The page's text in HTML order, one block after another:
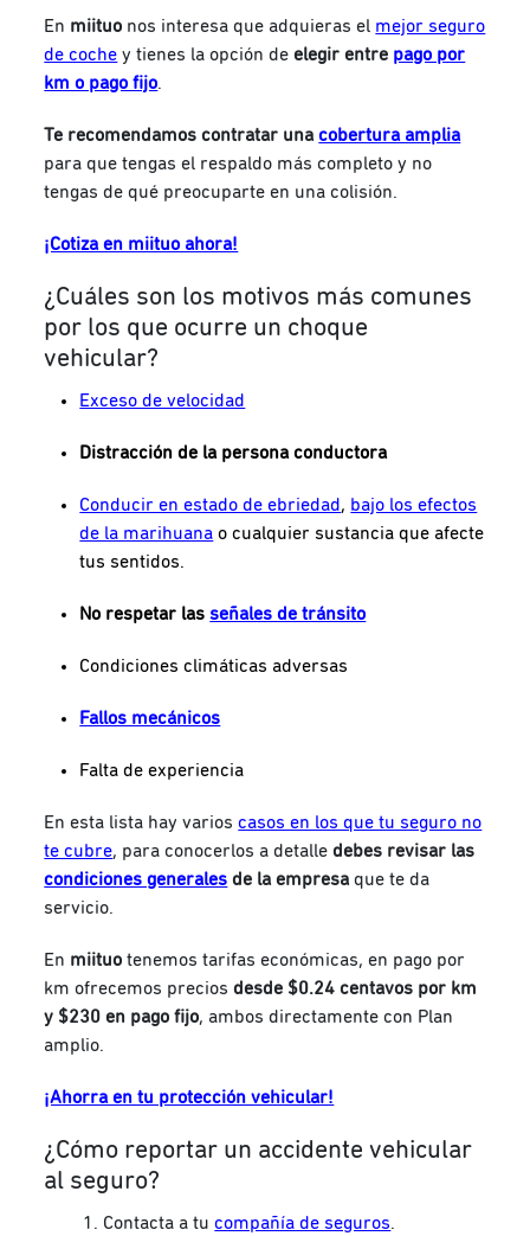
En miituo nos interesa que adquieras el mejor seguro
de coche y tienes la opción deelegir entre pago por
km o pago fijo.
Te recomendamos contratar unacobertura amplia
para que tengas el respaldo más completo y no
tengas de qué preocuparte en una colisión.
¡Cotiza en miituo ahora!
¿Cuáles son los motivos más comunes
por los que ocurre un choque
vehicular?
Exceso de velocidad
Distracción de la persona conductora
Conducir en estado de ebriedad, bajo los efectos
de la marihuana o cualquier sustancia que afecte
tus sentidos.
No respetar lasseñales de tránsito
Condiciones climáticas adversas
Fallos mecánicos
Falta de experiencia
En esta lista hay varioscasos en los que tu seguro no
te cubre, para conocerlos a detalledebes revisar las
condiciones generales de la empresa que te da
servicio.
En miituo tenemos tarifas económicas, en pago por
km ofrecemos preciosdesde $0.24 centavos por km
y $230 en pago fijo, ambos directamente con Plan
amplio.
¡Ahorra en tu protección vehicular!
¿Cómo reportar un accidente vehicular
al seguro?
Contacta a tucompañía de seguros.